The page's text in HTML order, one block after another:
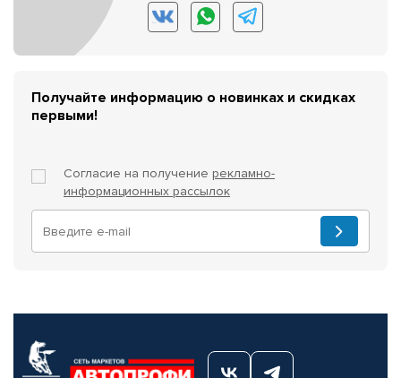
Получайте информацию о новинках и скидках
первыми!
Согласие на получение рекламно-
информационных рассылок